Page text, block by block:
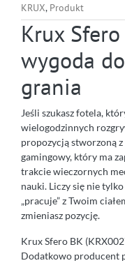
KRUX, Produkt
Krux
wygoda
grania
Jeśli szukasz fotela,
wielogodzinnych
propozycją stworzoną z
gamingowy, który ma
trakcie wieczornych
nauki. Liczy się nie
„pracuje” z Twoim
zmieniasz pozycję.
Krux Sfero BK
Dodatkowo producent